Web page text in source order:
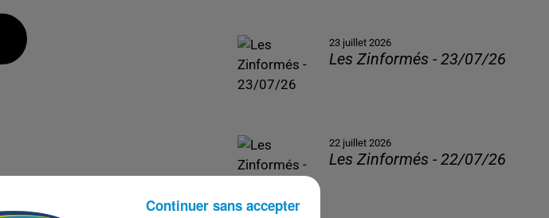
23 juillet 2026
Les Zinformés - 23/07/26
22 juillet 2026
Les Zinformés - 22/07/26
Continuer sans accepter